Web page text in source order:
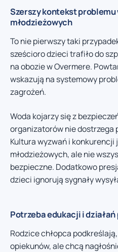
Szerszy kontekst
młodzieżowych
To nie pierwszy taki
sześcioro dzieci trafiło do
na obozie w Overmere.
wskazują na systemowy
zagrożeń.
Woda kojarzy się z
organizatorów nie dostrzega
Kultura wyzwań i
młodzieżowych, ale nie
bezpieczne. Dodatkowo
dzieci ignorują sygnały
Potrzeba edukacji i
Rodzice chłopca
opiekunów, ale chcą